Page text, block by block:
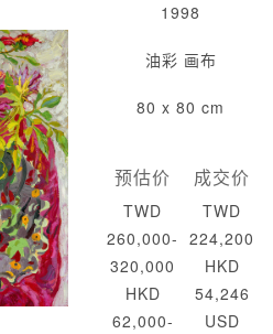
1998
油彩 画布
80 x 80 cm
预估价
TWD
260,000-
320,000
HKD
62,000-
成交价
TWD
224,200
HKD
54,246
USD